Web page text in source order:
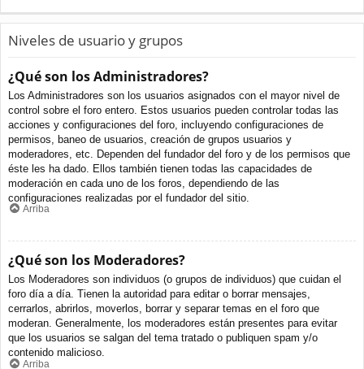
Niveles de usuario y grupos
¿Qué son los Administradores?
Los Administradores son los usuarios asignados con el mayor nivel de
control sobre el foro entero. Estos usuarios pueden controlar todas las
acciones y configuraciones del foro, incluyendo configuraciones de
permisos, baneo de usuarios, creación de grupos usuarios y
moderadores, etc. Dependen del fundador del foro y de los permisos que
éste les ha dado. Ellos también tienen todas las capacidades de
moderación en cada uno de los foros, dependiendo de las
configuraciones realizadas por el fundador del sitio.
Arriba
¿Qué son los Moderadores?
Los Moderadores son individuos (o grupos de individuos) que cuidan el
foro día a día. Tienen la autoridad para editar o borrar mensajes,
cerrarlos, abrirlos, moverlos, borrar y separar temas en el foro que
moderan. Generalmente, los moderadores están presentes para evitar
que los usuarios se salgan del tema tratado o publiquen spam y/o
contenido malicioso.
Arriba